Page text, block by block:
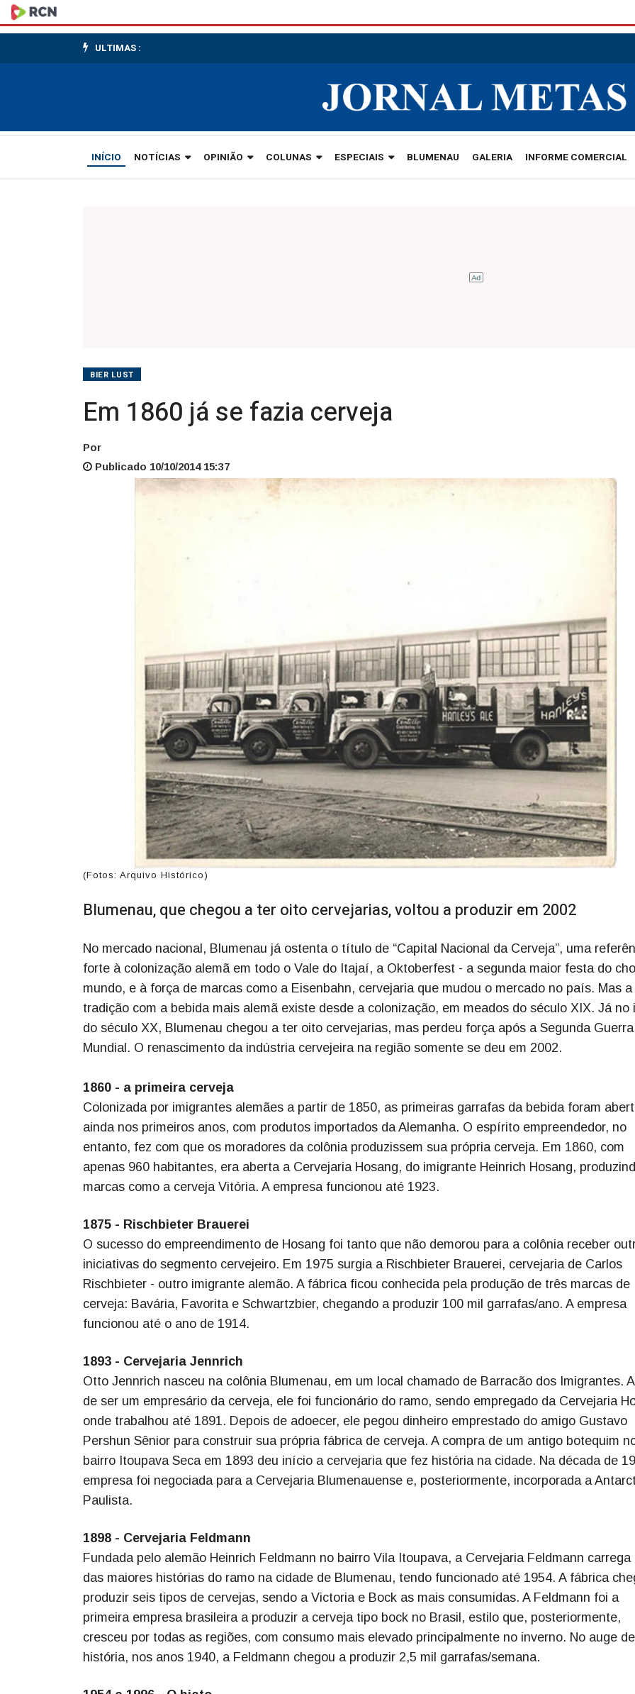
Em
1860
já
fazia
ULTIMAS :
INÍCIO NOTÍCIAS OPINIÃO COLUNAS ESPECIAIS BLUMENAU GALERIA INFORME COMERCIAL
BIER LUST
Em 1860 já se fazia cerveja
Por
Publicado 10/10/2014 15:37
(Fotos: Arquivo Histórico)
Blumenau, que chegou a ter oito cervejarias, voltou a produzir em 2002
No mercado nacional, Blumenau já ostenta o título de “Capital Nacional da Cerveja”, uma
forte à colonização alemã em todo o Vale do Itajaí, a Oktoberfest - a segunda maior festa do
mundo, e à força de marcas como a Eisenbahn, cervejaria que mudou o mercado no país. Mas a
tradição com a bebida mais alemã existe desde a colonização, em meados do século XIX. Já no
do século XX, Blumenau chegou a ter oito cervejarias, mas perdeu força após a Segunda Guerra
Mundial. O renascimento da indústria cervejeira na região somente se deu em 2002.
1860 - a primeira cerveja
Colonizada por imigrantes alemães a partir de 1850, as primeiras garrafas da bebida foram
ainda nos primeiros anos, com produtos importados da Alemanha. O espírito empreendedor, no
entanto, fez com que os moradores da colônia produzissem sua própria cerveja. Em 1860, com
apenas 960 habitantes, era aberta a Cervejaria Hosang, do imigrante Heinrich Hosang,
marcas como a cerveja Vitória. A empresa funcionou até 1923.
1875 - Rischbieter Brauerei
O sucesso do empreendimento de Hosang foi tanto que não demorou para a colônia receber
iniciativas do segmento cervejeiro. Em 1975 surgia a Rischbieter Brauerei, cervejaria de Carlos
Rischbieter - outro imigrante alemão. A fábrica ficou conhecida pela produção de três marcas de
cerveja: Bavária, Favorita e Schwartzbier, chegando a produzir 100 mil garrafas/ano. A empresa
funcionou até o ano de 1914.
1893 - Cervejaria Jennrich
Otto Jennrich nasceu na colônia Blumenau, em um local chamado de Barracão dos Imigrantes.
de ser um empresário da cerveja, ele foi funcionário do ramo, sendo empregado da Cervejaria
onde trabalhou até 1891. Depois de adoecer, ele pegou dinheiro emprestado do amigo Gustavo
Pershun Sênior para construir sua própria fábrica de cerveja. A compra de um antigo botequim
bairro Itoupava Seca em 1893 deu início a cervejaria que fez história na cidade. Na década de
empresa foi negociada para a Cervejaria Blumenauense e, posteriormente, incorporada a
Paulista.
1898 - Cervejaria Feldmann
Fundada pelo alemão Heinrich Feldmann no bairro Vila Itoupava, a Cervejaria Feldmann carrega
das maiores histórias do ramo na cidade de Blumenau, tendo funcionado até 1954. A fábrica
produzir seis tipos de cervejas, sendo a Victoria e Bock as mais consumidas. A Feldmann foi a
primeira empresa brasileira a produzir a cerveja tipo bock no Brasil, estilo que, posteriormente,
cresceu por todas as regiões, com consumo mais elevado principalmente no inverno. No auge
história, nos anos 1940, a Feldmann chegou a produzir 2,5 mil garrafas/semana.